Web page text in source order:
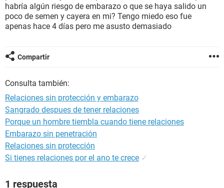
habría algún riesgo de embarazo o que se haya salido un
poco de semen y cayera en mi? Tengo miedo eso fue
apenas hace 4 días pero me asusto demasiado
Compartir
Consulta también:
Relaciones sin protección y embarazo
Sangrado despues de tener relaciones
Porque un hombre tiembla cuando tiene relaciones
Embarazo sin penetración
Relaciones sin protección
Si tienes relaciones por el ano te crece ✓
1 respuesta